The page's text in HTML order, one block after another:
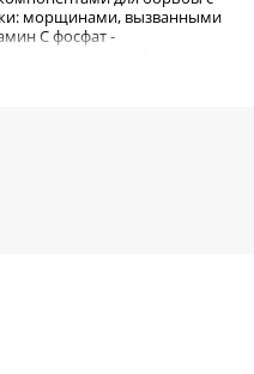
морщинами, вызванными
С фосфат -
С
старения
время под Vitaforce C
основу Face Guard,
старение кожи